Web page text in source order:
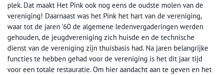
plek. Dat maakt Het Pink ook nog eens de oudste molen van de
vereniging! Daarnaast was het Pink het hart van de vereniging,
waar tot de jaren ’60 de algemene ledenvergaderingen werden
gehouden, de jeugdvereniging zich huisde en de technische
dienst van de vereniging zijn thuisbasis had. Na jaren belangrijke
functies te hebben gehad voor de vereniging is het dit jaar tijd
voor een totale restauratie. Om hier aandacht aan te geven en het